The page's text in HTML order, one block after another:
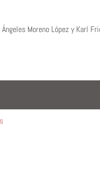
Moreno López y Karl